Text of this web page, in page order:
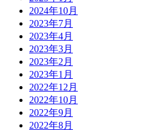
2024年10月
2023年7月
2023年4月
2023年3月
2023年2月
2023年1月
2022年12月
2022年10月
2022年9月
2022年8月